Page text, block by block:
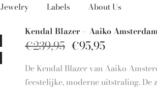
Jewelry Labels About Us
Kendal Blazer – Aaiko
€239,95 €95,95
De Kendal Blazer van Aaiko
feestelijke, moderne uitstraling. De